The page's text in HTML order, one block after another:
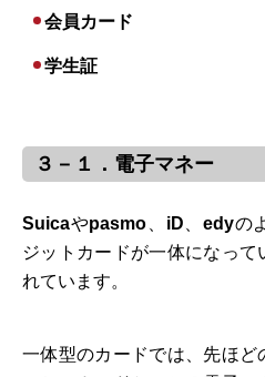
会員カード
学生証
３－１．電子マネー
Suicaやpasmo iD 、edyの
ジットカードが一体になって
れています。
一体型のカードでは、先ほど